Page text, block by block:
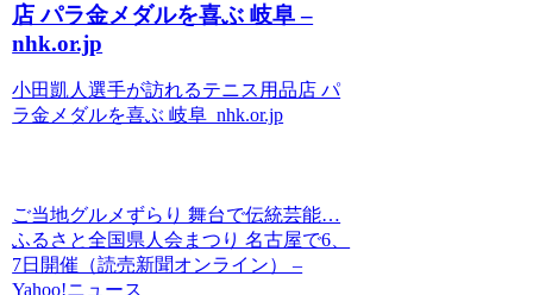
店 パラ金メダルを喜ぶ 岐阜 –
nhk.or.jp
小田凱人選手が訪れるテニス用品店 パ
ラ金メダルを喜ぶ 岐阜 nhk.or.jp
ご当地グルメずらり 舞台で伝統芸能…
ふるさと全国県人会まつり 名古屋で6、
7日開催（読売新聞オンライン） –
Yahoo!ニュース